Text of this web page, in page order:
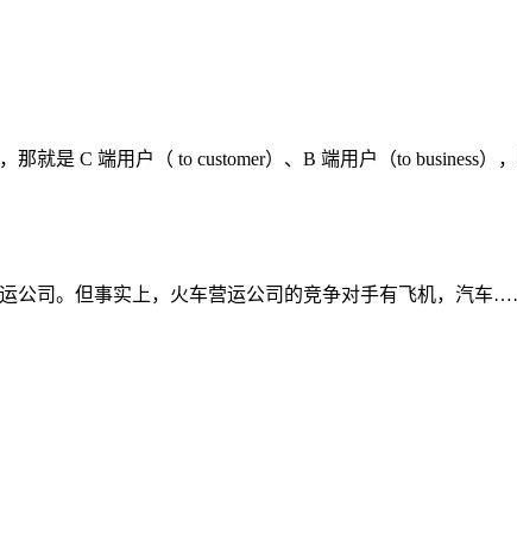
是 C 端用户（ to customer）、B 端用户（to business）
公司。但事实上，火车营运公司的竞争对手有飞机，汽车